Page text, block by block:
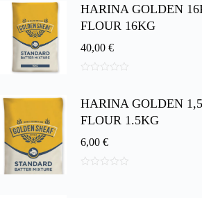
e
HARINA GOLDEN
FLOUR 16KG
40,00 €
e
HARINA GOLDEN
FLOUR 1.5KG
6,00 €